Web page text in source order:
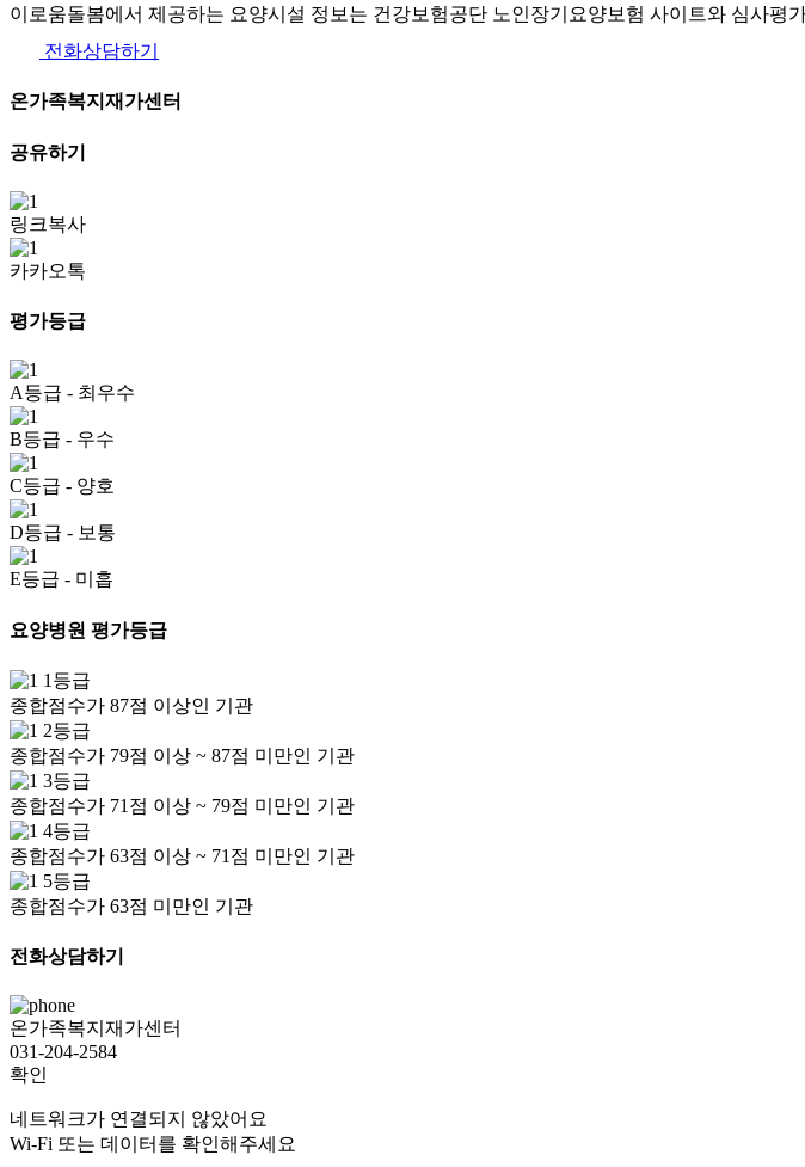
이로움돌봄에서 제공하는 요양시설 정보는 건강보험공단 노인장기요양보험 사이트와 심사
전화상담하기
온가족복지재가센터
공유하기
링크복사
카카오톡
평가등급
A등급 - 최우수
B등급 - 우수
C등급 - 양호
D등급 - 보통
E등급 - 미흡
요양병원 평가등급
1등급
종합점수가 87점 이상인 기관
2등급
종합점수가 79점 이상 ~ 87점 미만인 기관
3등급
종합점수가 71점 이상 ~ 79점 미만인 기관
4등급
종합점수가 63점 이상 ~ 71점 미만인 기관
5등급
종합점수가 63점 미만인 기관
전화상담하기
온가족복지재가센터
031-204-2584
확인
네트워크가 연결되지 않았어요
Wi-Fi 또는 데이터를 확인해주세요